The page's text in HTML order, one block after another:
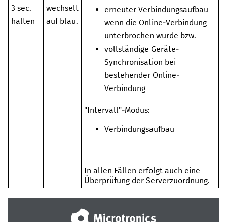
3 sec.
halten
wechselt
auf blau.
erneuter Verbindungsaufbau
wenn die Online-Verbindung
unterbrochen wurde bzw.
vollständige Geräte-
Synchronisation bei
bestehender Online-
Verbindung
"Intervall"-Modus:
Verbindungsaufbau
In allen Fällen erfolgt auch eine
Überprüfung der Serverzuordnung.